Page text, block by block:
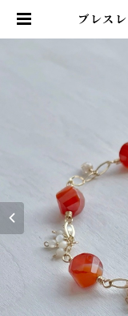
ブレス
4kgf |